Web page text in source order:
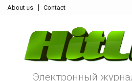
About us Contact
Электронный